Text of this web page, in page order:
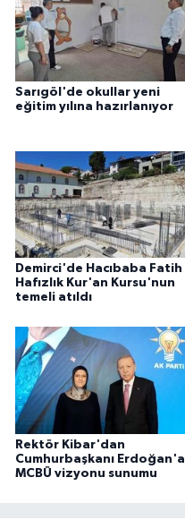
Sarıgöl'de okullar yeni
eğitim yılına hazırlanıyor
Demirci'de Hacıbaba Fatih
Hafızlık Kur'an Kursu'nun
temeli atıldı
Rektör Kibar'dan
Cumhurbaşkanı Erdoğan'a
MCBÜ vizyonu sunumu